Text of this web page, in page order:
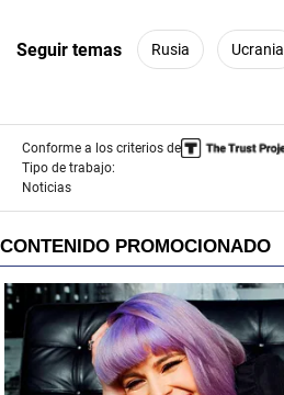
Seguir temas Rusia Ucrania
Conforme a los criterios de
Tipo de trabajo:
Noticias